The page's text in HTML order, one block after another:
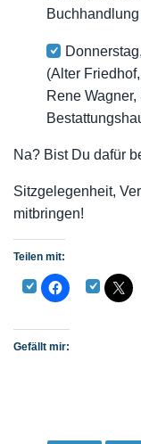
(Alter
Rene
Na? Bist Du dafür
Sitzgelegenheit,
mitbringen!
Teilen mit:
Gefällt mir: